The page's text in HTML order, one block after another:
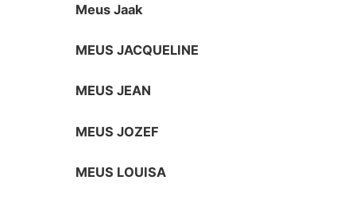
Meus Jaak
MEUS JACQUELINE
MEUS JEAN
MEUS JOZEF
MEUS LOUISA